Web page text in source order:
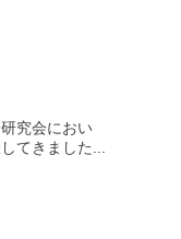
究会におい
てきました...